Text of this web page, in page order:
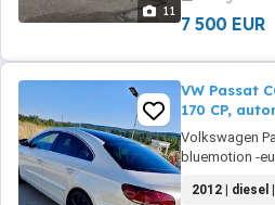
11
7 500 EUR
VW Passat
170 CP,
Volkswagen
bluemotion -
chei -
2012 | diesel